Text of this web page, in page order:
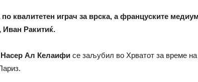
квалитетен играч за врска, а француските
Иван Ракитиќ.
Насер Ал Келаифи се заљубил во Хрватот за време